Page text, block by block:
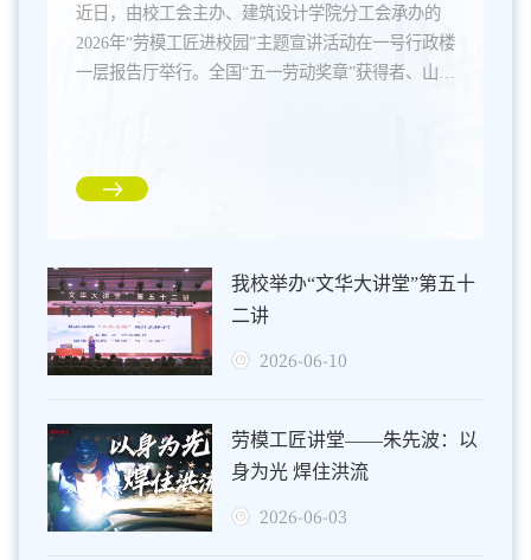
近日，由校工会主办、建筑设计学院分工会承办的
2026年“劳模工匠进校园”主题宣讲活动在一号行政楼
一层报告厅举行。全国“五一劳动奖章”获得者、山西
活动流程清晰、内容充实，依次开展产业导师受
全体师生以劳模工匠为榜样，...我校举办“文华大讲堂”第五十
二讲
2026-06-10
劳模工匠讲堂——朱先波：以
身为光 焊住洪流
2026-06-03